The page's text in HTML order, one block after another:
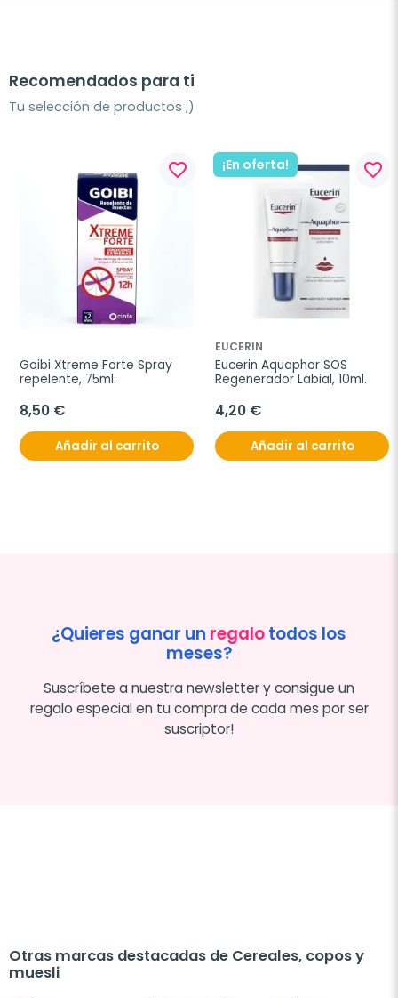
Recomendados para ti
Tu selección de productos ;)
favorite_border
Goibi Xtreme Forte Spray
repelente, 75ml.
8,50 €
Añadir al carrito
¡En oferta! favorite_border
EUCERIN
Eucerin Aquaphor SOS
Regenerador Labial, 10ml.
4,20 €
Añadir al carrito
¿Quieres ganar un regalotodos los
meses?
Suscríbete a nuestra newsletter y consigue un
regalo especial en tu compra de cada mes por ser
suscriptor!
Otras marcas destacadas de Cereales, copos y
muesli